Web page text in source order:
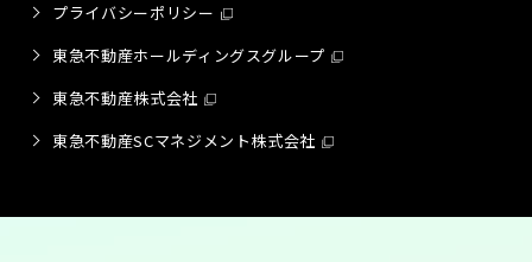
プライバシーポリシー
東急不動産ホールディングスグループ
東急不動産株式会社
東急不動産SCマネジメント株式会社